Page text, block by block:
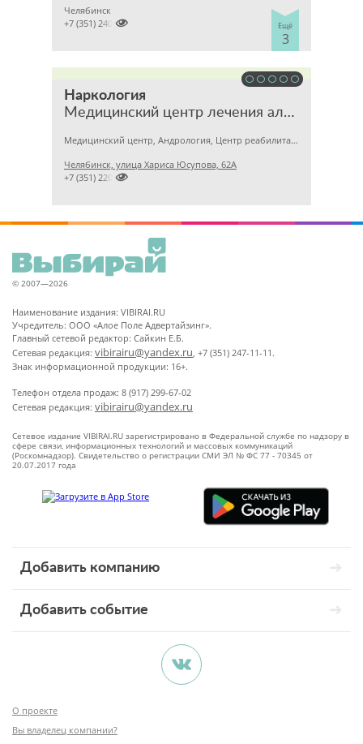
Ещё
3
Челябинск

+7 (351) 2400303
Наркология
Медицинский центр лечения алкоголизма и наркомании
Медицинский центр, Андрология, Центр реабилитации
Челябинск, улица Хариса Юсупова, 62А

+7 (351) 2201281
© 2007—2026
Наименование издания: VIBIRAI.RU
Учредитель: ООО «Алое Поле Адвертайзинг».
Главный сетевой редактор: Сайкин Е.Б.
Сетевая редакция: vibirairu@yandex.ru, +7 (351) 247-11-11.
Знак информационной продукции: 16+.
Телефон отдела продаж: 8 (917) 299-67-02
Сетевая редакция: vibirairu@yandex.ru
Сетевое издание VIBIRAI.RU зарегистрировано в Федеральной службе по надзору в
сфере связи, информационных технологий и массовых коммуникаций
(Роскомнадзор). Свидетельство о регистрации СМИ ЭЛ № ФС 77 - 70345 от
20.07.2017 года
Добавить компанию
Добавить событие
О проекте
Вы владелец компании?